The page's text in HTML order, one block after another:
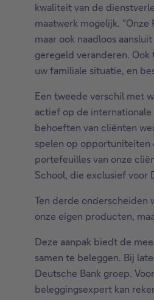
kwaliteit van de
maatwerk mogelijk.
maar ook naadloos
geregeld veranderen.
uw familiale situatie, en
Een tweede verschil met
actief op de
behoeften van cliënten
spelen op opportuniteiten
portefeuilles van onze
School, die exclusief voor
Ten derde onderscheiden
onze eigen producten,
Deze aanpak biedt de
samen te beleggen. Bij
Deutsche Bank groep.
beleggingsexpert kan